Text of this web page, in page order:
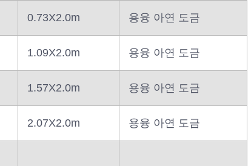
0.73X2.0m 용융 아연 도금
1.09X2.0m 용융 아연 도금
1.57X2.0m 용융 아연 도금
2.07X2.0m 용융 아연 도금